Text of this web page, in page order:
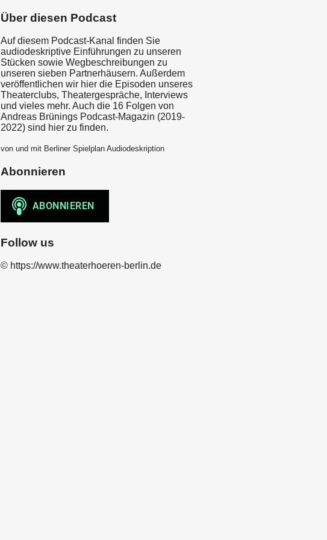
Über diesen Podcast
Auf diesem Podcast-Kanal finden Sie
audiodeskriptive Einführungen zu unseren
Stücken sowie Wegbeschreibungen zu
unseren sieben Partnerhäusern. Außerdem
veröffentlichen wir hier die Episoden unseres
Theaterclubs, Theatergespräche, Interviews
und vieles mehr. Auch die 16 Folgen von
Andreas Brünings Podcast-Magazin (2019-
2022) sind hier zu finden.
von und mit Berliner Spielplan Audiodeskription
Abonnieren
Follow us
© https://www.theaterhoeren-berlin.de